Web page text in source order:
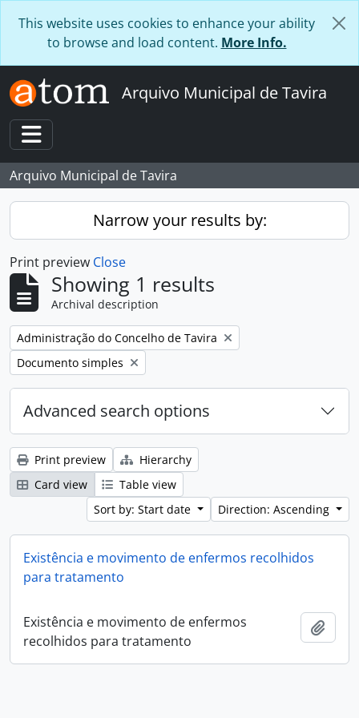
This website uses cookies to enhance your ability
to browse and load content. More Info.
Arquivo Municipal de Tavira
Toggle navigation
Arquivo Municipal de Tavira
Narrow your results by:
Print preview Close
Showing 1 results
Archival description
Remove filter:
Administração do Concelho de Tavira
Remove filter:
Documento simples
Advanced search options
Print preview
Hierarchy
Card view
Table view
Sort by: Start date
Direction: Ascending
Existência e movimento de enfermos recolhidos
para tratamento
Existência e movimento de enfermos
recolhidos para tratamento